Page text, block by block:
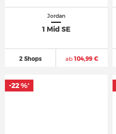
Jordan
1 Mid SE
2 Shops ab104,99 €
-22 %*